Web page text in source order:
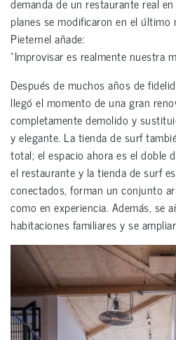
demanda de un restaurante real
planes se modificaron en el último
Pieternel añade:
“Improvisar es realmente nuestra
Después de muchos años de
llegó el momento de una gran
completamente demolido y
y elegante. La tienda de surf
total; el espacio ahora es el doble
el restaurante y la tienda de surf
conectados, forman un conjunto
como en experiencia. Además, se
habitaciones familiares y se